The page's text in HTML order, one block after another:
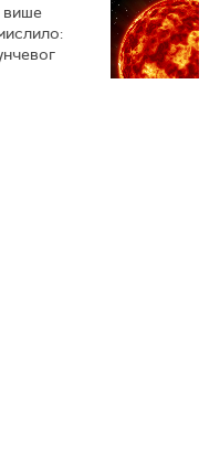
више